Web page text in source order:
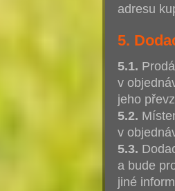
adresu
5.
5.1.
v
jeho
5.2.
v
5.3.
a bude
jiné